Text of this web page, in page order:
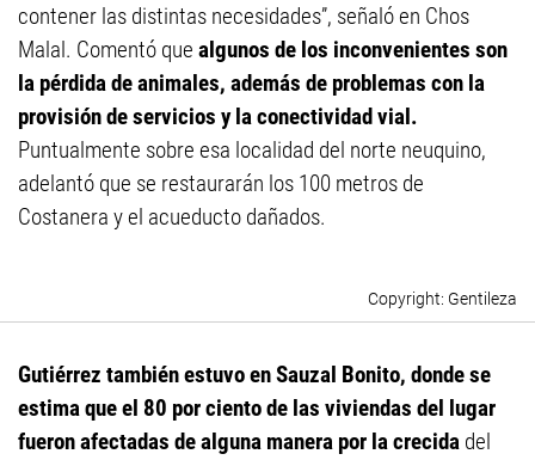
contener las distintas necesidades”, señaló en Chos
Malal. Comentó que algunos de los inconvenientes son
la pérdida de animales, además de problemas con la
provisión de servicios y la conectividad vial.
Puntualmente sobre esa localidad del norte neuquino,
adelantó que se restaurarán los 100 metros de
Costanera y el acueducto dañados.
Gentileza
Gutiérrez también estuvo en Sauzal Bonito, donde se
estima que el 80 por ciento de las viviendas del lugar
fueron afectadas de alguna manera por la crecida del